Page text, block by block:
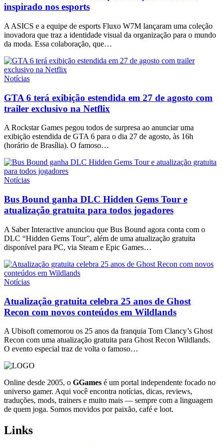
inspirado nos esports
A ASICS e a equipe de esports Fluxo W7M lançaram uma coleção
inovadora que traz a identidade visual da organização para o mundo
da moda. Essa colaboração, que…
Notícias
GTA 6 terá exibição estendida em 27 de agosto com
trailer exclusivo na Netflix
A Rockstar Games pegou todos de surpresa ao anunciar uma
exibição estendida de GTA 6 para o dia 27 de agosto, às 16h
(horário de Brasília). O famoso…
Notícias
Bus Bound ganha DLC Hidden Gems Tour e
atualização gratuita para todos jogadores
A Saber Interactive anunciou que Bus Bound agora conta com o
DLC “Hidden Gems Tour”, além de uma atualização gratuita
disponível para PC, via Steam e Epic Games…
Notícias
Atualização gratuita celebra 25 anos de Ghost
Recon com novos conteúdos em Wildlands
A Ubisoft comemorou os 25 anos da franquia Tom Clancy’s Ghost
Recon com uma atualização gratuita para Ghost Recon Wildlands.
O evento especial traz de volta o famoso…
Online desde 2005, o GGames é um portal independente focado no
universo gamer. Aqui você encontra notícias, dicas, reviews,
traduções, mods, trainers e muito mais — sempre com a linguagem
de quem joga. Somos movidos por paixão, café e loot.
Links